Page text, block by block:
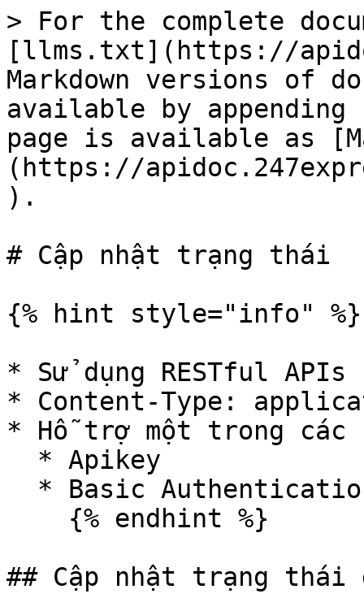
> For the complete
[llms.txt](https://
Markdown versions of
available by
page is available as
(https://
).
# Cập nhật trạng thái
{% hint style="info" %}
* Sử dụng RESTful APIs
* Content-Type:
* Hỗ trợ một trong các
## Cập nhật trạng thái